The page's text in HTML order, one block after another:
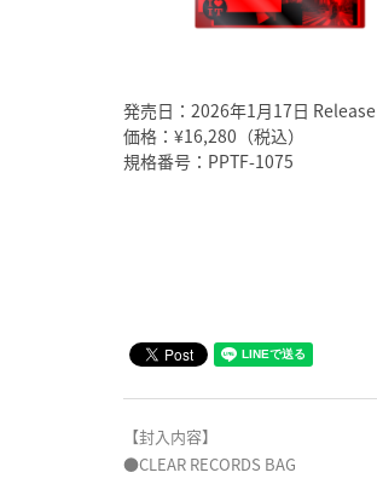
発売日：2026年1月17日 Release
価格：¥16,280（税込）
規格番号：PPTF-1075
【封入内容】
●CLEAR RECORDS BAG